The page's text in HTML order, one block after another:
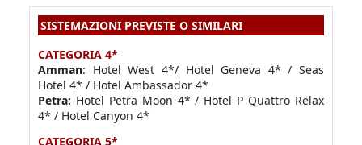
SISTEMAZIONI PREVISTE O SIMILARI
CATEGORIA 4*
Amman: Hotel West 4*/ Hotel Geneva 4* / Seas
Hotel 4* / Hotel Ambassador 4*
Petra: Hotel Petra Moon 4* / Hotel P Quattro Relax
4* / Hotel Canyon 4*
CATEGORIA 5*